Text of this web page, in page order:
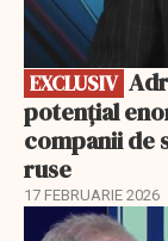
EXCLUSIV
potențial
companii de
ruse
17 FEBRUARIE 2026
EXCLUSIV